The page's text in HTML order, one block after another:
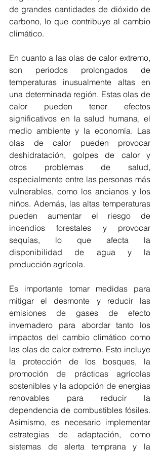
de grandes cantidades de dióxido de
carbono, lo que contribuye al cambio
climático.
En cuanto a las olas de calor extremo,
son períodos prolongados de
temperaturas inusualmente altas en
una determinada región. Estas olas de
calor pueden tener efectos
significativos en la salud humana, el
medio ambiente y la economía. Las
olas de calor pueden provocar
deshidratación, golpes de calor y
otros problemas de salud,
especialmente entre las personas más
vulnerables, como los ancianos y los
niños. Además, las altas temperaturas
pueden aumentar el riesgo de
incendios forestales y provocar
sequías, lo que afecta la
disponibilidad de agua y la
producción agrícola.
Es importante tomar medidas para
mitigar el desmonte y reducir las
emisiones de gases de efecto
invernadero para abordar tanto los
impactos del cambio climático como
las olas de calor extremo. Esto incluye
la protección de los bosques, la
promoción de prácticas agrícolas
sostenibles y la adopción de energías
renovables para reducir la
dependencia de combustibles fósiles.
Asimismo, es necesario implementar
estrategias de adaptación, como
sistemas de alerta temprana y la